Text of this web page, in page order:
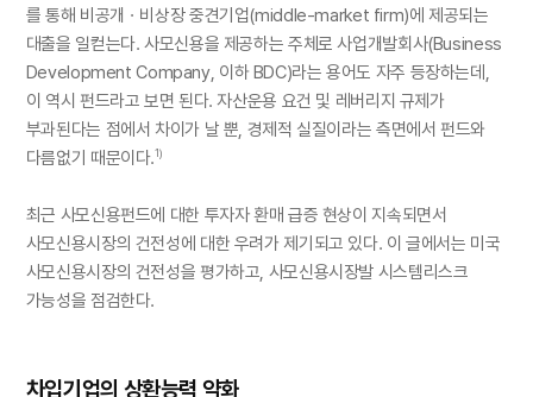
를 통해 비공개ㆍ비상장 중견기업(middle-market firm)에 제공되는
대출을 일컫는다. 사모신용을 제공하는 주체로 사업개발회사(Business
Development Company, 이하 BDC)라는 용어도 자주 등장하는데,
이 역시 펀드라고 보면 된다. 자산운용 요건 및 레버리지 규제가
부과된다는 점에서 차이가 날 뿐, 경제적 실질이라는 측면에서 펀드와
다름없기 때문이다.1)
최근 사모신용펀드에 대한 투자자 환매 급증 현상이 지속되면서
사모신용시장의 건전성에 대한 우려가 제기되고 있다. 이 글에서는 미국
사모신용시장의 건전성을 평가하고, 사모신용시장발 시스템리스크
가능성을 점검한다.
차입기업의 상환능력 약화